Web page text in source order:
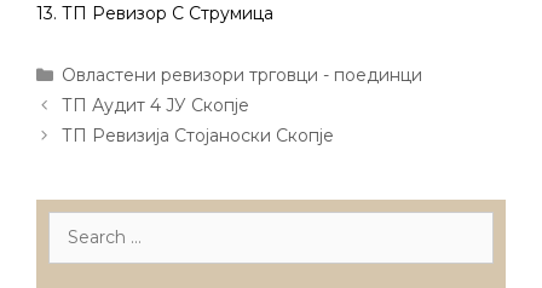
13. ТП Ревизор С Струмица
Categories
Овластени ревизори трговци - поединци
Post
navigation
ТП Аудит 4 ЈУ Скопје
ТП Ревизија Стојаноски Скопје
Search